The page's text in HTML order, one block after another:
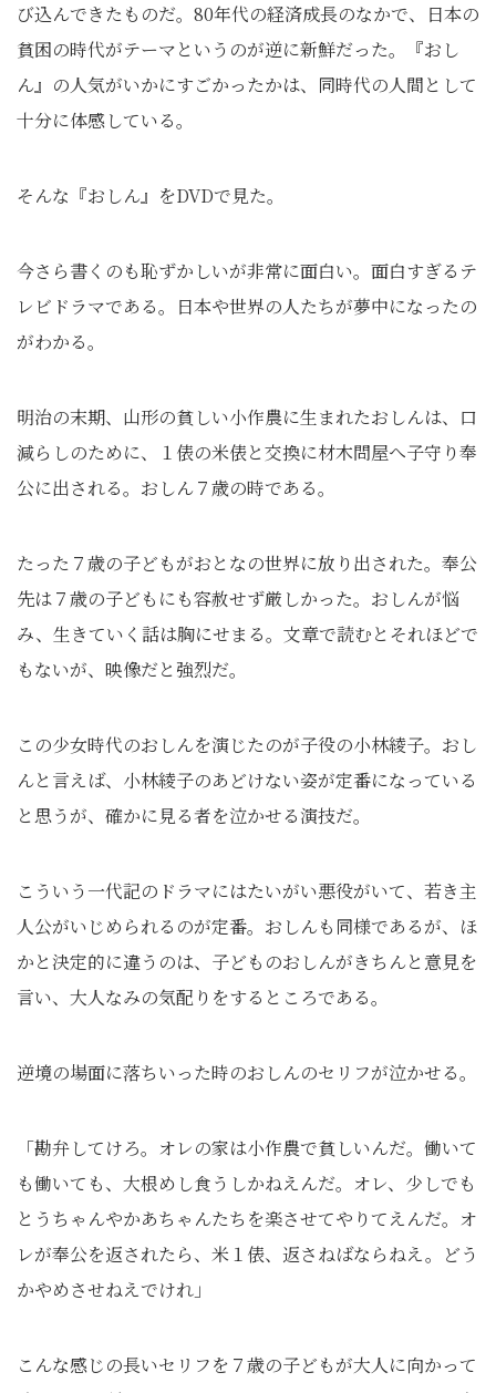
び込んできたものだ。80年代の経済成長のなかで、日本の
貧困の時代がテーマというのが逆に新鮮だった。『おし
ん』の人気がいかにすごかったかは、同時代の人間として
十分に体感している。
そんな『おしん』をDVDで見た。
今さら書くのも恥ずかしいが非常に面白い。面白すぎるテ
レビドラマである。日本や世界の人たちが夢中になったの
がわかる。
明治の末期、山形の貧しい小作農に生まれたおしんは、口
減らしのために、１俵の米俵と交換に材木問屋へ子守り奉
公に出される。おしん７歳の時である。
たった７歳の子どもがおとなの世界に放り出された。奉公
先は７歳の子どもにも容赦せず厳しかった。おしんが悩
み、生きていく話は胸にせまる。文章で読むとそれほどで
もないが、映像だと強烈だ。
この少女時代のおしんを演じたのが子役の小林綾子。おし
んと言えば、小林綾子のあどけない姿が定番になっている
と思うが、確かに見る者を泣かせる演技だ。
こういう一代記のドラマにはたいがい悪役がいて、若き主
人公がいじめられるのが定番。おしんも同様であるが、ほ
かと決定的に違うのは、子どものおしんがきちんと意見を
言い、大人なみの気配りをするところである。
逆境の場面に落ちいった時のおしんのセリフが泣かせる。
「勘弁してけろ。オレの家は小作農で貧しいんだ。働いて
も働いても、大根めし食うしかねえんだ。オレ、少しでも
とうちゃんやかあちゃんたちを楽させてやりてえんだ。オ
レが奉公を返されたら、米１俵、返さねばならねえ。どう
かやめさせねえでけれ」
こんな感じの長いセリフを７歳の子どもが大人に向かって